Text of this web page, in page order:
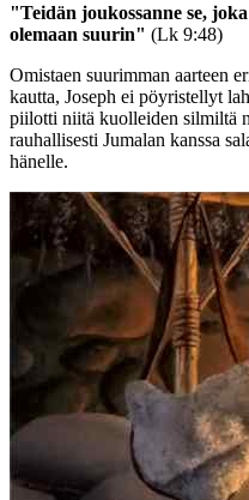
"Teidän joukossanne se,
olemaan suurin" (Lk 9:48)
Omistaen suurimman aarteen
kautta, Joseph ei pöyristellyt
piilotti niitä kuolleiden silmiltä
rauhallisesti Jumalan kanssa
hänelle.